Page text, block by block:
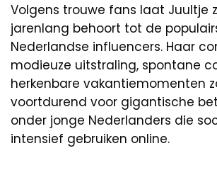
Volgens trouwe fans laat Juultje
jarenlang behoort tot de
Nederlandse influencers. Haar
modieuze uitstraling, spontane
herkenbare vakantiemomenten
voortdurend voor gigantische
onder jonge Nederlanders die
intensief gebruiken online.